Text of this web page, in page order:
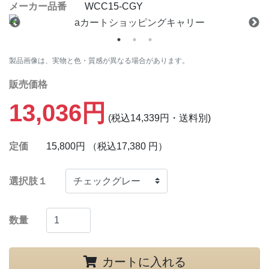
メーカー品番 WCC15-CGY
製品画像は、実物と色・質感が異なる場合があります。
販売価格
13,036円 (税込14,339円・送料別)
定価 15,800円 （税込17,380 円）
選択肢１
数量
カートに入れる